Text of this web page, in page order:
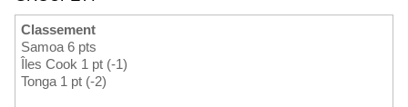
Classement
Samoa 6 pts
Îles Cook 1 pt (-1)
Tonga 1 pt (-2)